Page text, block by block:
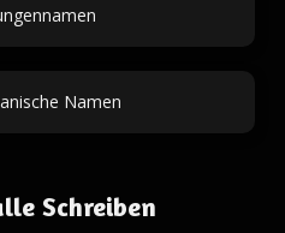
Namen
Schreiben